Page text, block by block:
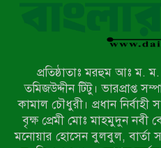
চলাচলে
নাটোরের
স্কুলছাত্রের
প্রতিষ্ঠাতাঃ মরহুম আঃ ম.
তমিজউদ্দীন টিটু। ভারপ্রাপ্ত
কামাল চৌধুরী। প্রধান নির্বাহী
বৃক্ষ প্রেমী মোঃ মাহমুদুন নবী
মনোয়ার হোসেন বুলবুল, বার্তা